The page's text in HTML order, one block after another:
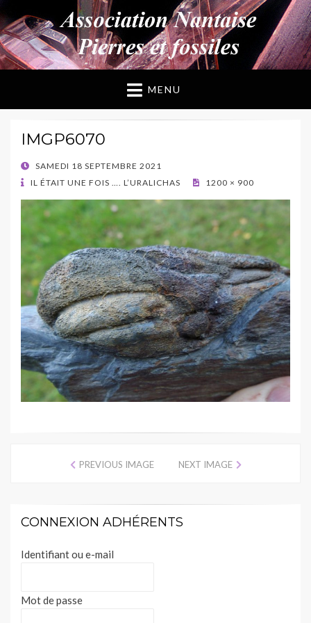
ANPF
Association Nantaise Pierres et Fossiles
MENU
IMGP6070
POSTED
ON
SAMEDI 18 SEPTEMBRE 2021
IL ÉTAIT UNE FOIS …. L’URALICHAS
1200 × 900
PREVIOUS IMAGE NEXT IMAGE
CONNEXION ADHÉRENTS
Identifiant ou e-mail
Mot de passe